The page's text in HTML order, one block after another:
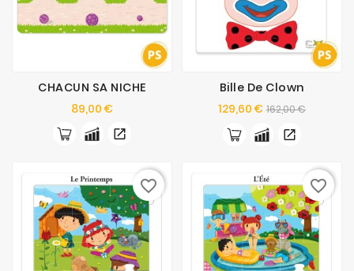
CHACUN SA NICHE
89,00 €Prix
Bille De Clown
129,60 € Prix
base
162,00 €Prix
favorite_border favorite_border